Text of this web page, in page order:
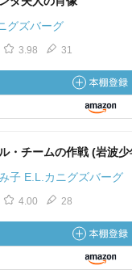
グズバーグ
3.98 31
・チームの作戦 (岩波
子 E.L.カニグズバーグ
4.00 28